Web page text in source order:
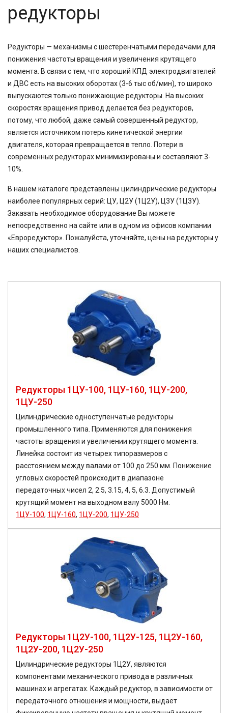
редукторы
Редукторы — механизмы с шестеренчатыми передачами для
понижения частоты вращения и увеличения крутящего
момента. В связи с тем, что хороший КПД электродвигателей
и ДВС есть на высоких оборотах (3-6 тыс об/мин), то широко
выпускаются только понижающие редукторы. На высоких
скоростях вращения привод делается без редукторов,
потому, что любой, даже самый совершенный редуктор,
является источником потерь кинетической энергии
двигателя, которая превращается в тепло. Потери в
современных редукторах минимизированы и составляют 3-
10%.
В нашем каталоге представлены цилиндрические редукторы
наиболее популярных серий: ЦУ, Ц2У (1Ц2У), Ц3У (1Ц3У).
Заказать необходимое оборудование Вы можете
непосредственно на сайте или в одном из офисов компании
«Евроредуктор». Пожалуйста, уточняйте, цены на редукторы у
наших специалистов.
Редукторы 1ЦУ-100, 1ЦУ-160, 1ЦУ-200,
1ЦУ-250
Цилиндрические одноступенчатые редукторы
промышленного типа. Применяются для понижения
частоты вращения и увеличении крутящего момента.
Линейка состоит из четырех типоразмеров с
расстоянием между валами от 100 до 250 мм. Понижение
угловых скоростей происходит в диапазоне
передаточных чисел 2, 2.5, 3.15, 4, 5, 6.3. Допустимый
крутящий момент на выходном валу 5000 Нм.
1ЦУ-100, 1ЦУ-160, 1ЦУ-200, 1ЦУ-250
Редукторы 1Ц2У-100, 1Ц2У-125, 1Ц2У-160,
1Ц2У-200, 1Ц2У-250
Цилиндрические редукторы 1Ц2У, являются
компонентами механического привода в различных
машинах и агрегатах. Каждый редуктор, в зависимости от
передаточного отношения и мощности, выдаёт